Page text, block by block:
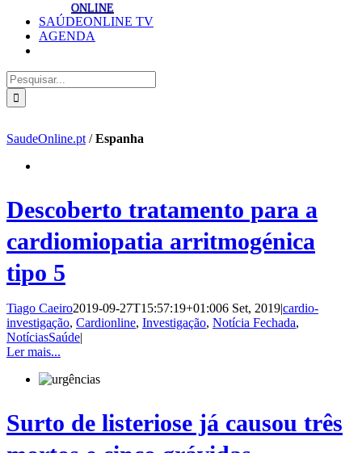
ONLINE
SAÚDEONLINE TV
AGENDA
Pesquisar
SaudeOnline.pt /Espanha
Descoberto tratamento para a
cardiomiopatia arritmogénica
tipo 5
Tiago Caeiro2019-09-27T15:57:19+01:006 Set, 2019|cardio-
investigação, Cardionline, Investigação, Notícia Fechada,
NotíciasSaúde|
Ler mais...
Surto de listeriose já causou três